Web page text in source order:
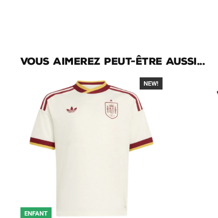
Vous aimerez peut-être aussi...
-40%
NEW!
ENFANT